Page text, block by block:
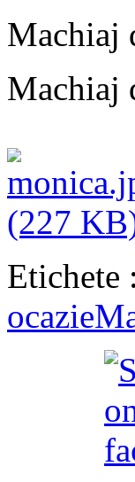
Machiaj
Machiaj
Etichete :
ocazie